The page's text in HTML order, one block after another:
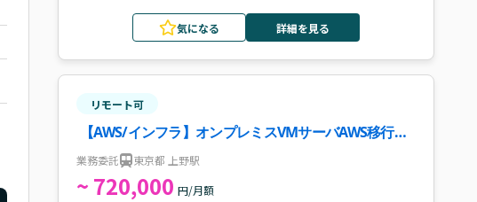
気になる 詳細を見る
リモート可
【AWS/インフラ】オンプレミスVMサーバAWS移行案
件
業務委託 東京都 上野駅
~ 720,000 円/月額